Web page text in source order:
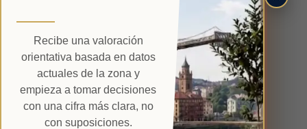
Recibe una valoración
orientativa basada en datos
actuales de la zona y
empieza a tomar decisiones
con una cifra más clara, no
con suposiciones.